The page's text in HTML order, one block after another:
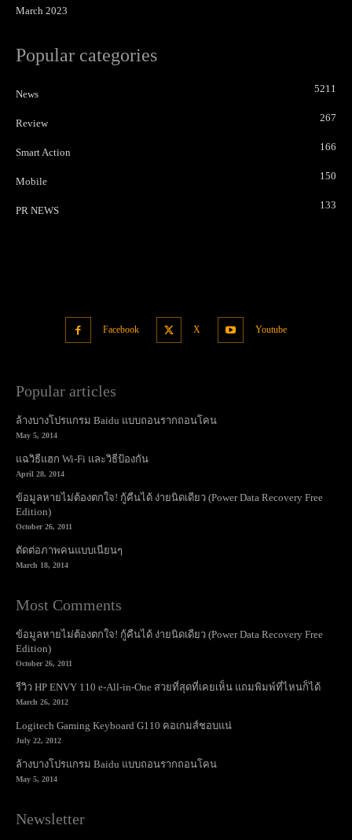
March 2023
Popular categories
News 5211
Review 267
Smart Action 166
Mobile 150
PR NEWS 133
Facebook X Youtube
Popular articles
ล้างบางโปรแกรม Baidu แบบถอนรากถอนโคน
May 5, 2014
แฉวิธีแฮก Wi-Fi และวิธีป้องกัน
April 28, 2014
ข้อมูลหายไม่ต้องตกใจ! กู้คืนได้ ง่ายนิดเดียว (Power Data Recovery Free
Edition)
October 26, 2011
ตัดต่อภาพคนแบบเนียนๆ
March 18, 2014
Most Comments
ข้อมูลหายไม่ต้องตกใจ! กู้คืนได้ ง่ายนิดเดียว (Power Data Recovery Free
Edition)
October 26, 2011
รีวิว HP ENVY 110 e-All-in-One สวยที่สุดที่เคยเห็น แถมพิมพ์ที่ไหนก็ได้
March 26, 2012
Logitech Gaming Keyboard G110 คอเกมส์ชอบแน่
July 22, 2012
ล้างบางโปรแกรม Baidu แบบถอนรากถอนโคน
May 5, 2014
Newsletter